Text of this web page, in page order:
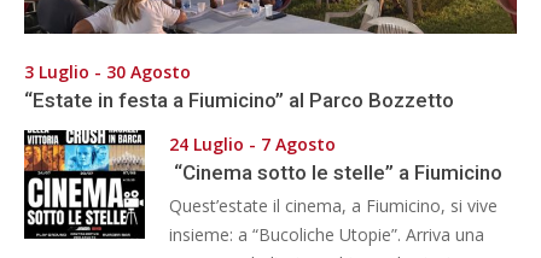
3 Luglio - 30 Agosto
“Estate in festa a Fiumicino” al Parco Bozzetto
24 Luglio - 7 Agosto
“Cinema sotto le stelle” a Fiumicino
Quest’estate il cinema, a Fiumicino, si vive
insieme: a “Bucoliche Utopie”. Arriva una